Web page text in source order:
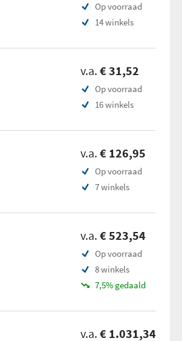
Op voorraad
14 winkels
v.a. € 31,52
Op voorraad
16 winkels
v.a. € 126,95
Op voorraad
7 winkels
v.a. € 523,54
Op voorraad
8 winkels
7,5% gedaald
v.a. € 1.031,34